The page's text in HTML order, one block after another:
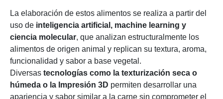
La elaboración de estos alimentos se realiza a partir del
uso de inteligencia artificial, machine learning y
ciencia molecular, que analizan estructuralmente los
alimentos de origen animal y replican su textura, aroma,
funcionalidad y sabor a base vegetal.
Diversas tecnologías como la texturización seca o
húmeda o la Impresión 3D permiten desarrollar una
apariencia y sabor similar a la carne sin comprometer el